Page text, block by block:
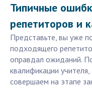
Типичные
репетиторов и
Представьте, вы уже
подходящего
оправдал ожиданий.
квалификации
совершаем на этапе